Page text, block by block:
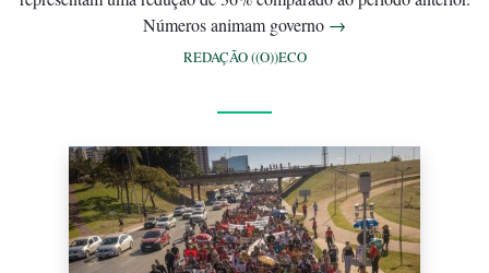
Números animam governo →
REDAÇÃO ((O))ECO